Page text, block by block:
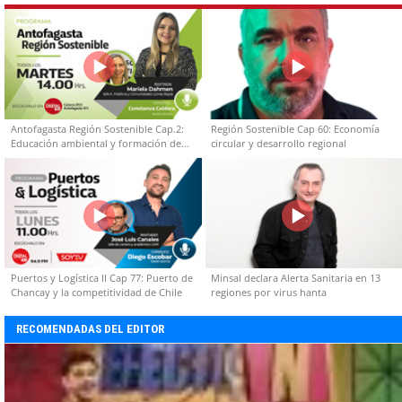
Antofagasta Región Sostenible Cap.2:
Educación ambiental y formación de
capacidades técnicas
Región Sostenible Cap 60: Economía
circular y desarrollo regional
Puertos y Logística II Cap 77: Puerto de
Chancay y la competitividad de Chile
Minsal declara Alerta Sanitaria en 13
regiones por virus hanta
RECOMENDADAS DEL EDITOR